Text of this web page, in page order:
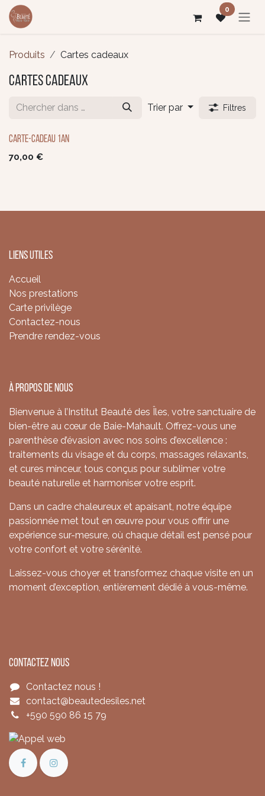
Se rendre au contenu 0
Produits Cartes cadeaux
Cartes cadeaux
Trier par Filtres
Carte-cadeau 1an
70,00 €
Liens utiles
Accueil
Nos prestations
Carte privilège
Contactez-nous
Prendre rendez-vous
À propos de nous
Bienvenue à l’Institut Beauté des Îles, votre sanctuaire de
bien-être au cœur de Baie-Mahault. Offrez-vous une
parenthèse d’évasion avec nos soins d’excellence :
traitements du visage et du corps, massages relaxants,
et cures minceur, tous conçus pour sublimer votre
beauté naturelle et harmoniser votre esprit.
Dans un cadre chaleureux et apaisant, notre équipe
passionnée met tout en œuvre pour vous offrir une
expérience sur-mesure, où chaque détail est pensé pour
votre confort et votre sérénité.
Laissez-vous choyer et transformez chaque visite en un
moment d’exception, entièrement dédié à vous-même.
Contactez nous
Contactez nous !
contact@beautedesiles.net
+590 590 86 15 79